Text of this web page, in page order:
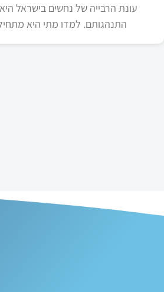
עונת הרבייה של נחשים בישראל
התנהגותם. למדו מתי היא